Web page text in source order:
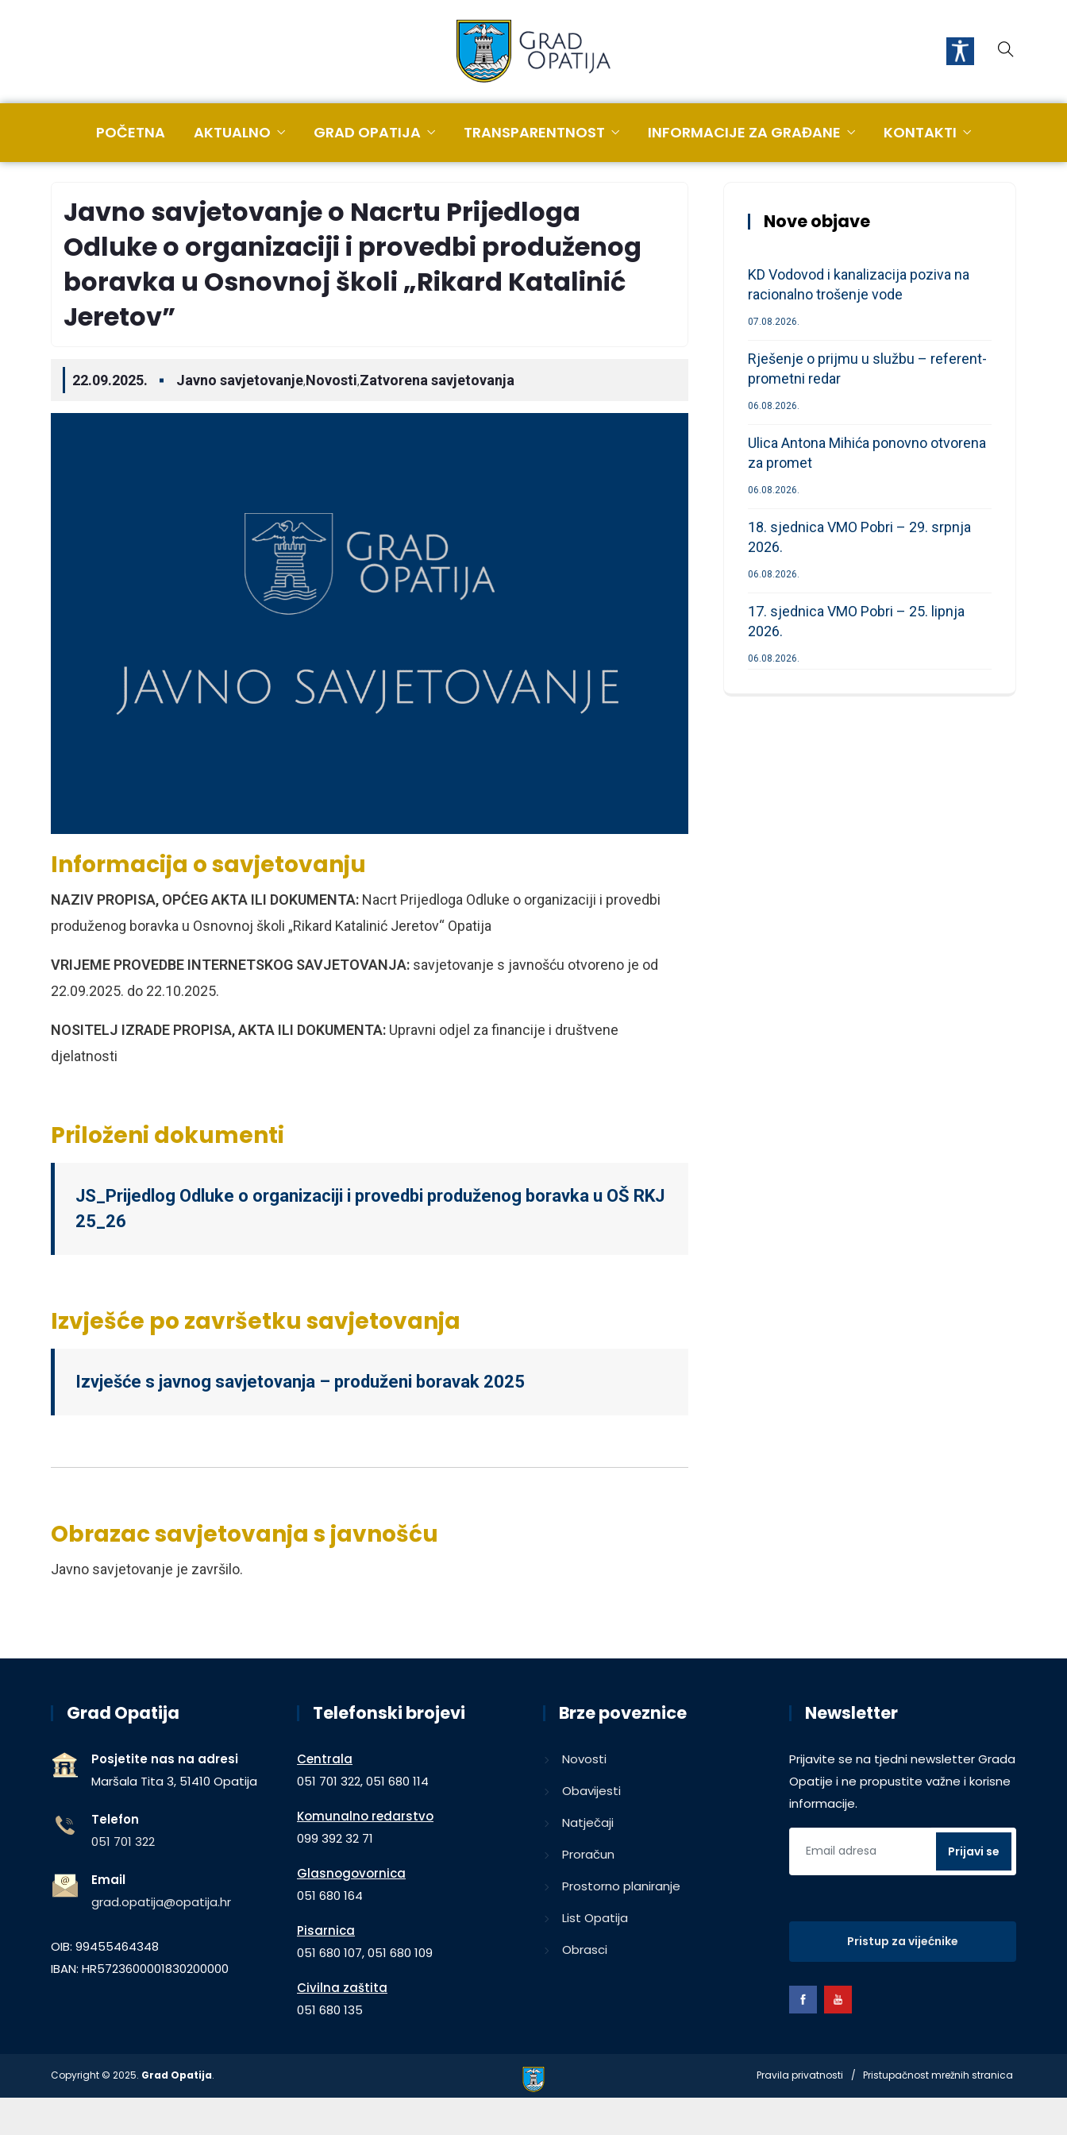
POČETNA AKTUALNO GRAD OPATIJA TRANSPARENTNOST INFORMACIJE ZA GRAĐANE KONTAKTI
Javno savjetovanje o Nacrtu Prijedloga
Odluke o organizaciji i provedbi produženog
boravka u Osnovnoj školi „Rikard Katalinić
Jeretov”
22.09.2025. Javno savjetovanje,Novosti,Zatvorena savjetovanja
Informacija o savjetovanju
NAZIV PROPISA, OPĆEG AKTA ILI DOKUMENTA: Nacrt Prijedloga Odluke o organizaciji i provedbi
produženog boravka u Osnovnoj školi „Rikard Katalinić Jeretov“ Opatija
VRIJEME PROVEDBE INTERNETSKOG SAVJETOVANJA: savjetovanje s javnošću otvoreno je od
22.09.2025. do 22.10.2025.
NOSITELJ IZRADE PROPISA, AKTA ILI DOKUMENTA: Upravni odjel za financije i društvene
djelatnosti
Priloženi dokumenti
JS_Prijedlog Odluke o organizaciji i provedbi produženog boravka u OŠ RKJ
25_26
Izvješće po završetku savjetovanja
Izvješće s javnog savjetovanja – produženi boravak 2025
Obrazac savjetovanja s javnošću
Javno savjetovanje je završilo.
Nove objave
KD Vodovod i kanalizacija poziva na
racionalno trošenje vode
07.08.2026.
Rješenje o prijmu u službu – referent-
prometni redar
06.08.2026.
Ulica Antona Mihića ponovno otvorena
za promet
06.08.2026.
18. sjednica VMO Pobri – 29. srpnja
2026.
06.08.2026.
17. sjednica VMO Pobri – 25. lipnja
2026.
06.08.2026.
Grad Opatija
Posjetite nas na adresi
Maršala Tita 3, 51410 Opatija
Telefon
051 701 322
Email
grad.opatija@opatija.hr
OIB: 99455464348
IBAN: HR5723600001830200000
Telefonski brojevi
Centrala
051 701 322, 051 680 114
Komunalno redarstvo
099 392 32 71
Glasnogovornica
051 680 164
Pisarnica
051 680 107, 051 680 109
Civilna zaštita
051 680 135
Brze poveznice
Novosti
Obavijesti
Natječaji
Proračun
Prostorno planiranje
List Opatija
Obrasci
Newsletter
Prijavite se na tjedni newsletter Grada
Opatije i ne propustite važne i korisne
informacije.
Pristup za vijećnike
Copyright © 2025. Grad Opatija. Pravila privatnosti Pristupačnost mrežnih stranica